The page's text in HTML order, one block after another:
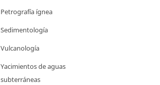
Petrografía ígnea
Sedimentología
Vulcanología
Yacimientos de aguas
subterráneas